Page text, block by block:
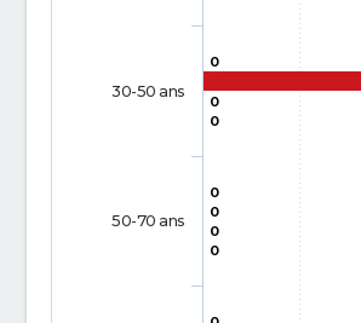
0
0
0
0
0
0
0
30-50 ans
50-70 ans